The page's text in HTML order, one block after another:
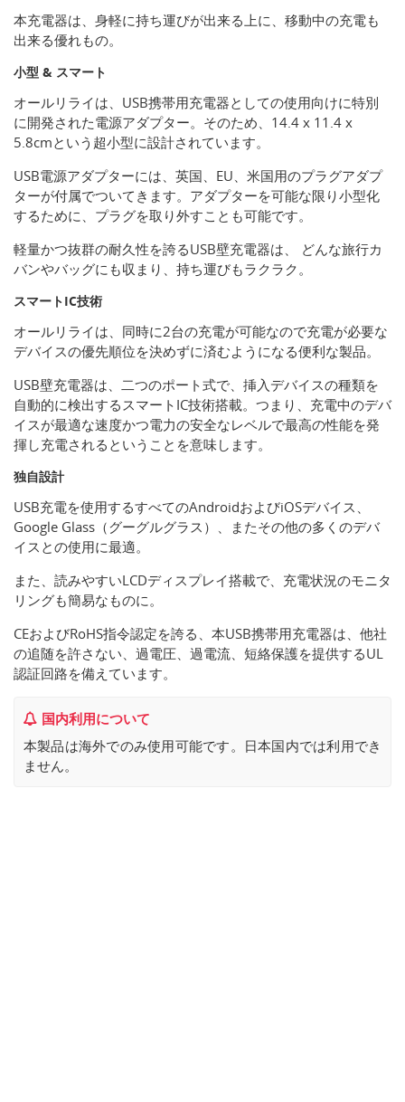
本充電器は、身軽に持ち運びが出来る上に、移動中の充電も
出来る優れもの。
小型 & スマート
オールリライは、USB携帯用充電器としての使用向けに特別
に開発された電源アダプター。そのため、14.4 x 11.4 x
5.8cmという超小型に設計されています。
USB電源アダプターには、英国、EU、米国用のプラグアダプ
ターが付属でついてきます。アダプターを可能な限り小型化
するために、プラグを取り外すことも可能です。
軽量かつ抜群の耐久性を誇るUSB壁充電器は、 どんな旅行カ
バンやバッグにも収まり、持ち運びもラクラク。
スマートIC技術
オールリライは、同時に2台の充電が可能なので充電が必要な
デバイスの優先順位を決めずに済むようになる便利な製品。
USB壁充電器は、二つのポート式で、挿入デバイスの種類を
自動的に検出するスマートIC技術搭載。つまり、充電中のデバ
イスが最適な速度かつ電力の安全なレベルで最高の性能を発
揮し充電されるということを意味します。
独自設計
USB充電を使用するすべてのAndroidおよびiOSデバイス、
Google Glass（グーグルグラス）、またその他の多くのデバ
イスとの使用に最適。
また、読みやすいLCDディスプレイ搭載で、充電状況のモニタ
リングも簡易なものに。
CEおよびRoHS指令認定を誇る、本USB携帯用充電器は、他社
の追随を許さない、過電圧、過電流、短絡保護を提供するUL
認証回路を備えています。
国内利用について
本製品は海外でのみ使用可能です。日本国内では利用でき
ません。